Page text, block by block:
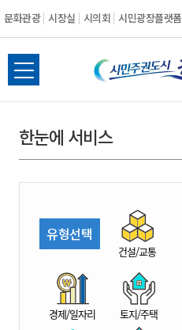
문화관광 시장실 시의회 시민광장플랫폼
시
민
권
시
전
체
뉴
열
한눈에 서비스
유형선택
건설/교통
경제/일자리 토지/주택